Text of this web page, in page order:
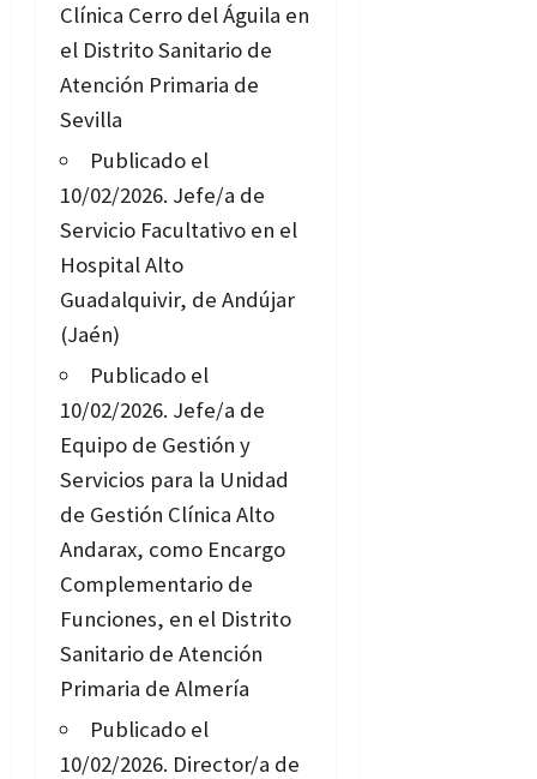
Clínica Cerro del Águila en
el Distrito Sanitario de
Atención Primaria de
Sevilla
Publicado el
10/02/2026. Jefe/a de
Servicio Facultativo en el
Hospital Alto
Guadalquivir, de Andújar
(Jaén)
Publicado el
10/02/2026. Jefe/a de
Equipo de Gestión y
Servicios para la Unidad
de Gestión Clínica Alto
Andarax, como Encargo
Complementario de
Funciones, en el Distrito
Sanitario de Atención
Primaria de Almería
Publicado el
10/02/2026. Director/a de